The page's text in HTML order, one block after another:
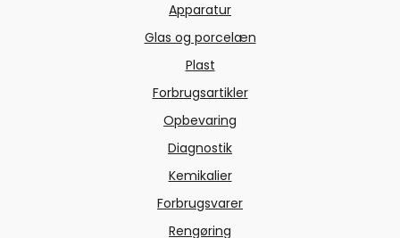
Apparatur
Glas og porcelæn
Plast
Forbrugsartikler
Opbevaring
Diagnostik
Kemikalier
Forbrugsvarer
Rengøring